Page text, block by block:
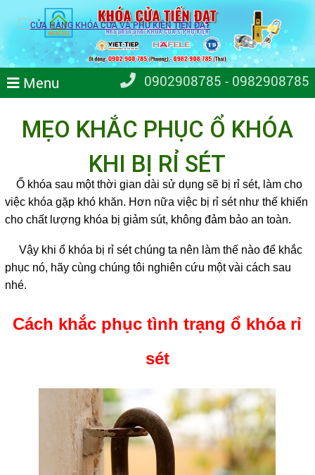
Menu 0902908785 - 0982908785
MẸO KHẮC PHỤC Ổ KHÓA
KHI BỊ RỈ SÉT
Ổ khóa sau một thời gian dài sử dụng sẽ bị rỉ sét, làm cho
việc khóa gặp khó khăn. Hơn nữa việc bị rỉ sét như thế khiến
cho chất lượng khóa bị giảm sút, không đảm bảo an toàn.
Vậy khi ổ khóa bị rỉ sét chúng ta nên làm thế nào để khắc
phục nó, hãy cùng chúng tôi nghiên cứu một vài cách sau
nhé.
Cách khắc phục tình trạng ổ khóa rỉ
sét